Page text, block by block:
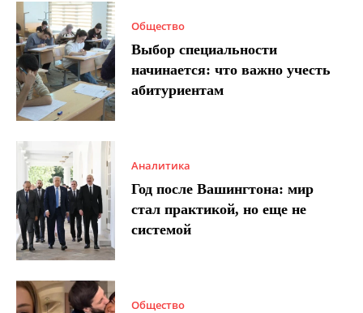
Общество
Выбор специальности
начинается: что важно учесть
абитуриентам
Аналитика
Год после Вашингтона: мир
стал практикой, но еще не
системой
Общество